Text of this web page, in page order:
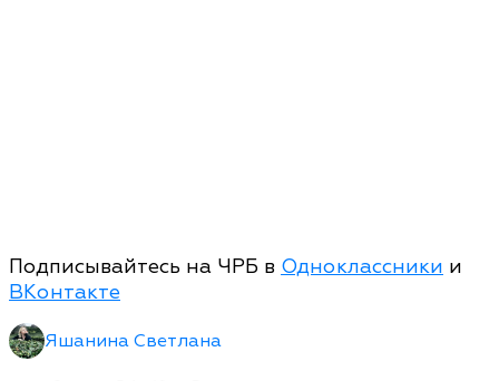
Подписывайтесь на ЧРБ в Одноклассники и
ВКонтакте
Яшанина Светлана